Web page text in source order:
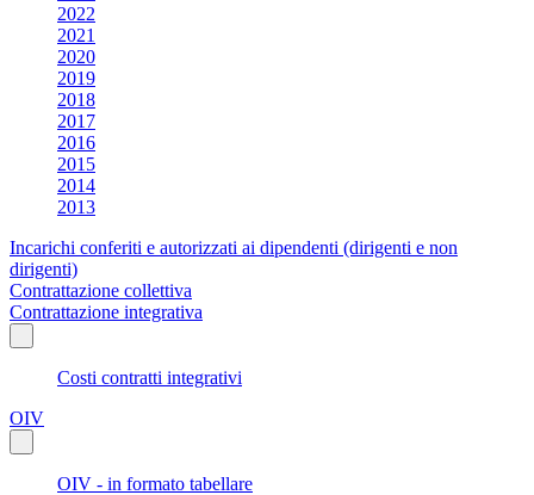
2022
2021
2020
2019
2018
2017
2016
2015
2014
2013
Incarichi conferiti e autorizzati ai dipendenti (dirigenti e non
dirigenti)
Contrattazione collettiva
Contrattazione integrativa
Costi contratti integrativi
OIV
OIV - in formato tabellare